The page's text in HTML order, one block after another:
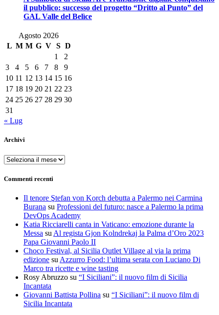
il pubblico: successo del progetto “Dritto al Punto” del
GAL Valle del Belìce
Agosto 2026
L M M G V S D
1
2
3
4 5 6 7 8
9
10 11 12 13 14 15 16
17 18 19 20 21 22 23
24 25 26 27 28 29 30
31
« Lug
Archivi
Archivi
Commenti recenti
Il tenore Ştefan von Korch debutta a Palermo nei Carmina
Burana su Professioni del futuro: nasce a Palermo la prima
DevOps Academy
Katia Ricciarelli canta in Vaticano: emozione durante la
Messa su Al regista Gjon Kolndrekaj la Palma d’Oro 2023
Papa Giovanni Paolo II
Choco Festival, al Sicilia Outlet Village al via la prima
edizione su Azzurro Food: l’ultima serata con Luciano Di
Marco tra ricette e wine tasting
Rosy Abruzzo su “I Siciliani”: il nuovo film di Sicilia
Incantata
Giovanni Battista Pollina su “I Siciliani”: il nuovo film di
Sicilia Incantata